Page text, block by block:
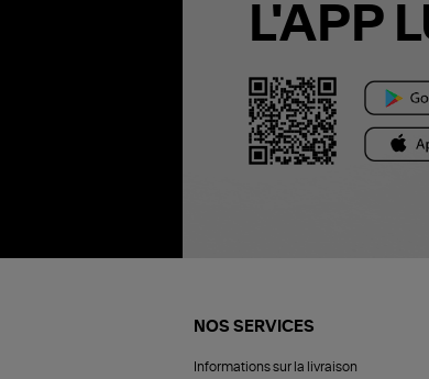
L'APP
NOS SERVICES
Informations sur la livraison